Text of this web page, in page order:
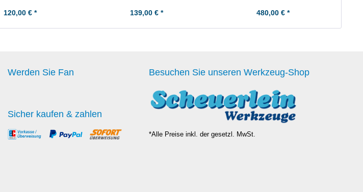
120,00 € * 139,00 € * 480,00 € *
Werden Sie Fan
Sicher kaufen & zahlen
Besuchen Sie unseren Werkzeug-Shop
*Alle Preise inkl. der gesetzl. MwSt.